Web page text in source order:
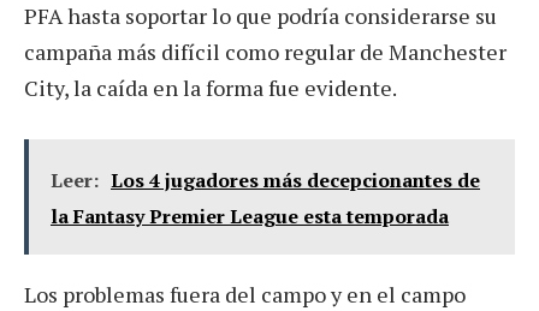
PFA hasta soportar lo que podría considerarse su
campaña más difícil como regular de Manchester
City, la caída en la forma fue evidente.
Leer: Los 4 jugadores más decepcionantes de
la Fantasy Premier League esta temporada
Los problemas fuera del campo y en el campo